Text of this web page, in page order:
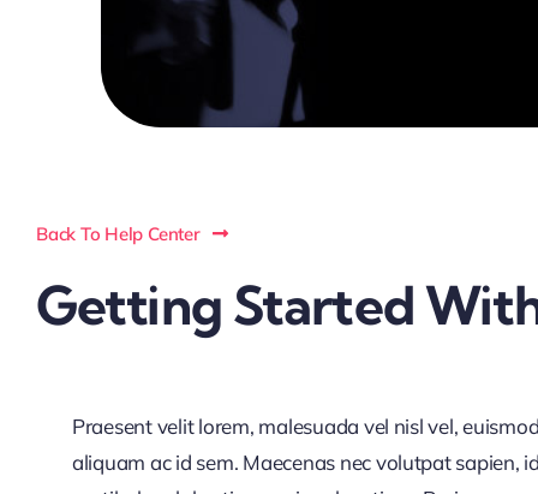
Back To Help Center
Getting Started
Praesent velit lorem, malesuada vel nisl vel,
aliquam ac id sem. Maecenas nec volutpat sapien,